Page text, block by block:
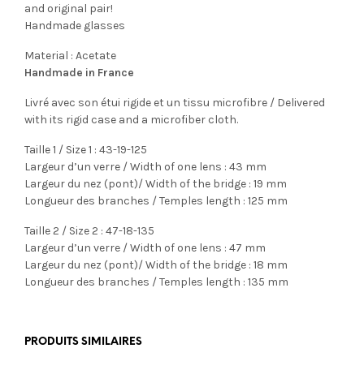
and original pair!
Handmade glasses
Material : Acetate
Handmade in France
Livré avec son étui rigide et un tissu microfibre / Delivered
with its rigid case and a microfiber cloth.
Taille 1 / Size 1 : 43-19-125
Largeur d’un verre / Width of one lens : 43 mm
Largeur du nez (pont)/ Width of the bridge : 19 mm
Longueur des branches / Temples length : 125 mm
Taille 2 / Size 2 : 47-18-135
Largeur d’un verre / Width of one lens : 47 mm
Largeur du nez (pont)/ Width of the bridge : 18 mm
Longueur des branches / Temples length : 135 mm
PRODUITS SIMILAIRES